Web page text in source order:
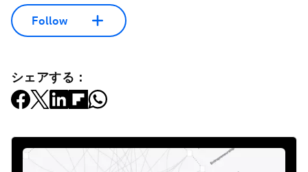
Follow
シェアする：